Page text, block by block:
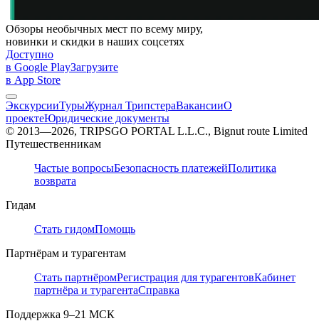
Обзоры необычных мест по всему миру,
новинки и скидки в наших соцсетях
Доступно
в Google PlayЗагрузите
в App Store
ЭкскурсииТурыЖурнал ТрипстераВакансииО
проектеЮридические документы
© 2013—2026, TRIPSGO PORTAL L.L.C., Bignut route Limited
Путешественникам
Частые вопросыБезопасность платежейПолитика
возврата
Гидам
Стать гидомПомощь
Партнёрам и турагентам
Стать партнёромРегистрация для турагентовКабинет
партнёра и турагентаСправка
Поддержка 9–21 МСК